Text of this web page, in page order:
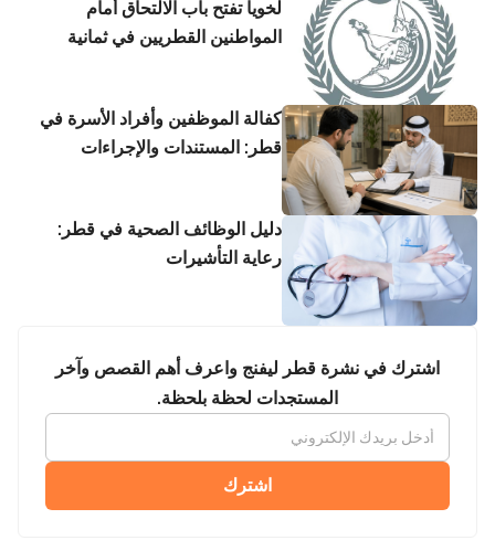
لخويا تفتح باب الالتحاق أمام
المواطنين القطريين في ثمانية
كفالة الموظفين وأفراد الأسرة في
قطر: المستندات والإجراءات
دليل الوظائف الصحية في قطر:
رعاية التأشيرات
اشترك في نشرة قطر ليفنج واعرف أهم القصص وآخر
المستجدات لحظة بلحظة.
اشترك